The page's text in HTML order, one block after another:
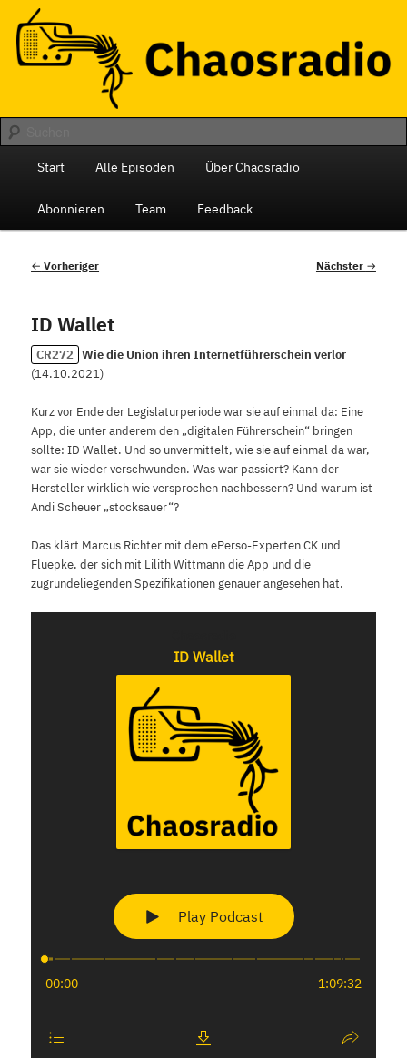
primären
Inhalt
springenChaosradio
Das monatliche Radio des Chaos Computer Club Berlin
Start Alle Episoden Über Chaosradio
Abonnieren Team Feedback
Beitragsnavigation
← Vorheriger Nächster →
ID Wallet
CR272 Wie die Union ihren Internetführerschein verlor
(14.10.2021)
Kurz vor Ende der Legislaturperiode war sie auf einmal da: Eine
App, die unter anderem den „digitalen Führerschein“ bringen
sollte: ID Wallet. Und so unvermittelt, wie sie auf einmal da war,
war sie wieder verschwunden. Was war passiert? Kann der
Hersteller wirklich wie versprochen nachbessern? Und warum ist
Andi Scheuer „stocksauer“?
Das klärt Marcus Richter mit dem ePerso-Experten CK und
Fluepke, der sich mit Lilith Wittmann die App und die
zugrundeliegenden Spezifikationen genauer angesehen hat.